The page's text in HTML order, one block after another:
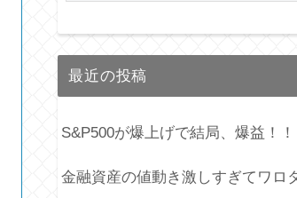
最近の投稿
S&P500が爆上げで結局、爆益！！
金融資産の値動き激しすぎてワロ